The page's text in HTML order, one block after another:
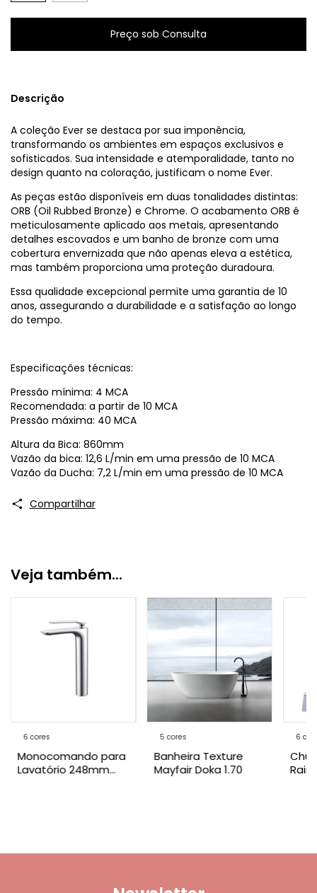
Descrição
A coleção Ever se destaca por sua imponência,
transformando os ambientes em espaços exclusivos e
sofisticados. Sua intensidade e atemporalidade, tanto no
design quanto na coloração, justificam o nome Ever.
As peças estão disponíveis em duas tonalidades distintas:
ORB (Oil Rubbed Bronze) e Chrome. O acabamento ORB é
meticulosamente aplicado aos metais, apresentando
detalhes escovados e um banho de bronze com uma
cobertura envernizada que não apenas eleva a estética,
mas também proporciona uma proteção duradoura.
Essa qualidade excepcional permite uma garantia de 10
anos, assegurando a durabilidade e a satisfação ao longo
do tempo.
Especificações técnicas:
Pressão mínima: 4 MCA
Recomendada: a partir de 10 MCA
Pressão máxima: 40 MCA
Altura da Bica: 860mm
Vazão da bica: 12,6 L/min em uma pressão de 10 MCA
Vazão da Ducha: 7,2 L/min em uma pressão de 10 MCA
Compartilhar
Veja também...
6 cores
Monocomando para
Lavatório 248mm
5 cores
Banheira Texture
Mayfair Doka 1.70
6